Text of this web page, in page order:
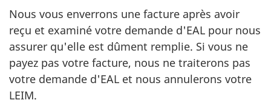
Nous vous enverrons une facture après avoir
reçu et examiné votre demande d'EAL pour nous
assurer qu'elle est dûment remplie. Si vous ne
payez pas votre facture, nous ne traiterons pas
votre demande d'EAL et nous annulerons votre
LEIM.